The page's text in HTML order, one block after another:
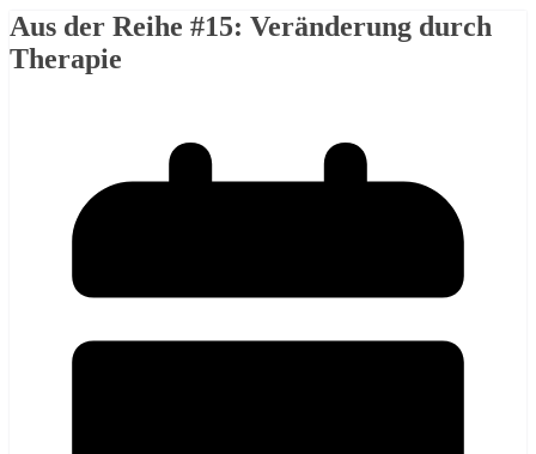
Aus der Reihe #15: Veränderung durch
Therapie